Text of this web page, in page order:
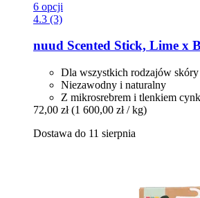
6 opcji
4.3 (3)
nuud Scented Stick, Lime x
Dla wszystkich rodzajów skóry
Niezawodny i naturalny
Z mikrosrebrem i tlenkiem
72,00 zł (1 600,00 zł / kg)
Dostawa do 11 sierpnia